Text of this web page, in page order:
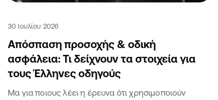
30 Ιουλίου 2026
Απόσπαση προσοχής & οδική
ασφάλεια: Τι δείχνουν τα στοιχεία για
τους Έλληνες οδηγούς
Μα για ποιους λέει η έρευνα ότι χρησιμοποιούν